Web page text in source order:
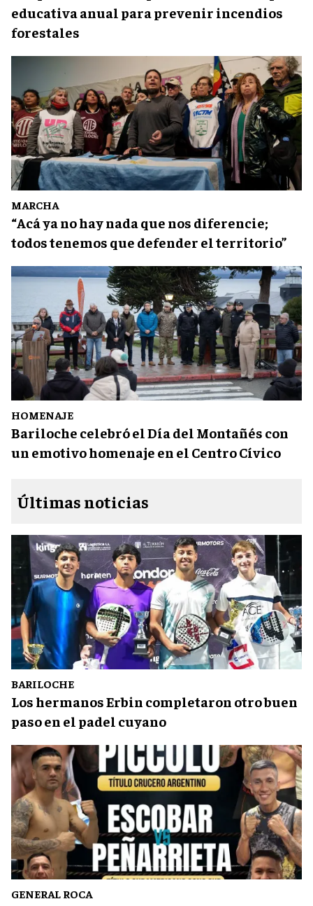
educativa anual para prevenir incendios
forestales
MARCHA
“Acá ya no hay nada que nos diferencie;
todos tenemos que defender el territorio”
HOMENAJE
Bariloche celebró el Día del Montañés con
un emotivo homenaje en el Centro Cívico
Últimas noticias
BARILOCHE
Los hermanos Erbin completaron otro buen
paso en el padel cuyano
GENERAL ROCA